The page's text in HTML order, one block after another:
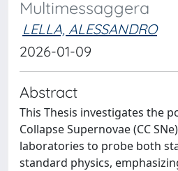
Multimessaggera
LELLA, ALESSANDRO
2026-01-09
Abstract
This Thesis investigates the
Collapse Supernovae (CC
laboratories to probe both
standard physics,